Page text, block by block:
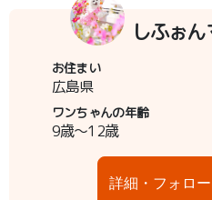
しふぉ
お住まい
広島県
ワンちゃんの年齢
9歳～12歳
詳細・フォロ